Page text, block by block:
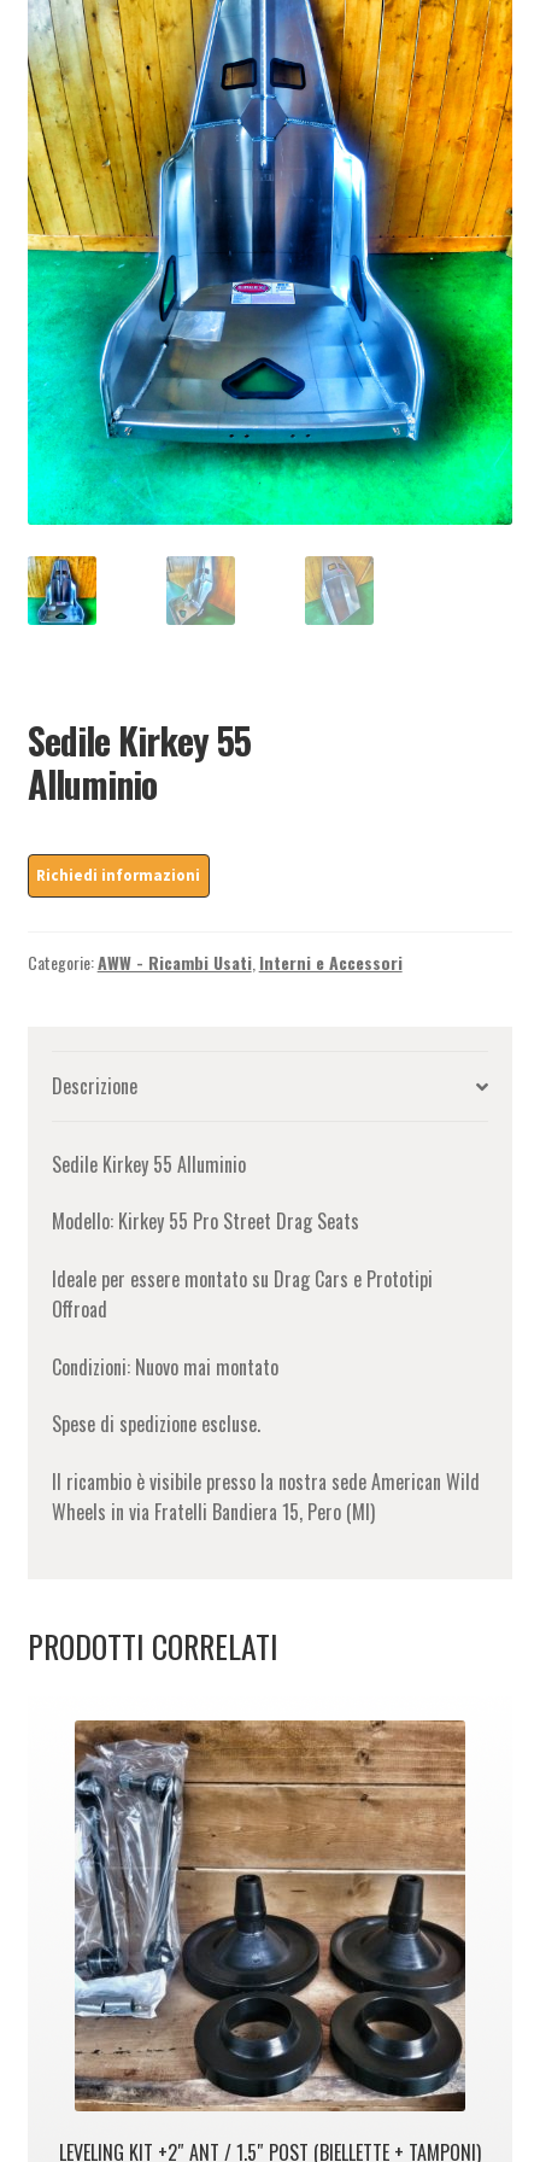
PARTNER
Sedile Kirkey 55
Alluminio
Categorie:AWW - Ricambi Usati,Interni e Accessori
Descrizione
Sedile Kirkey 55 Alluminio
Modello: Kirkey 55 Pro Street Drag Seats
Ideale per essere montato su Drag Cars e Prototipi
Offroad
Condizioni: Nuovo mai montato
Spese di spedizione escluse.
Il ricambio è visibile presso la nostra sede American Wild
Wheels in via Fratelli Bandiera 15, Pero (MI)
PRODOTTI CORRELATI
LEVELING KIT +2″ ANT / 1.5″ POST (BIELLETTE + TAMPONI)